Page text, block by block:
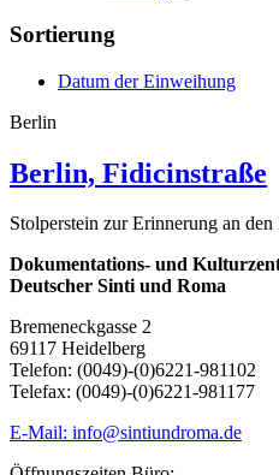
Sortierung
Datum der Einweihung
Berlin
Berlin, Fidicinstraße
Stolperstein zur Erinnerung an
Dokumentations- und
Deutscher Sinti und Roma
Bremeneckgasse 2
69117 Heidelberg
Telefon: (0049)-(0)6221-981102
Telefax: (0049)-(0)6221-981177
E-Mail: info@sintiundroma.de